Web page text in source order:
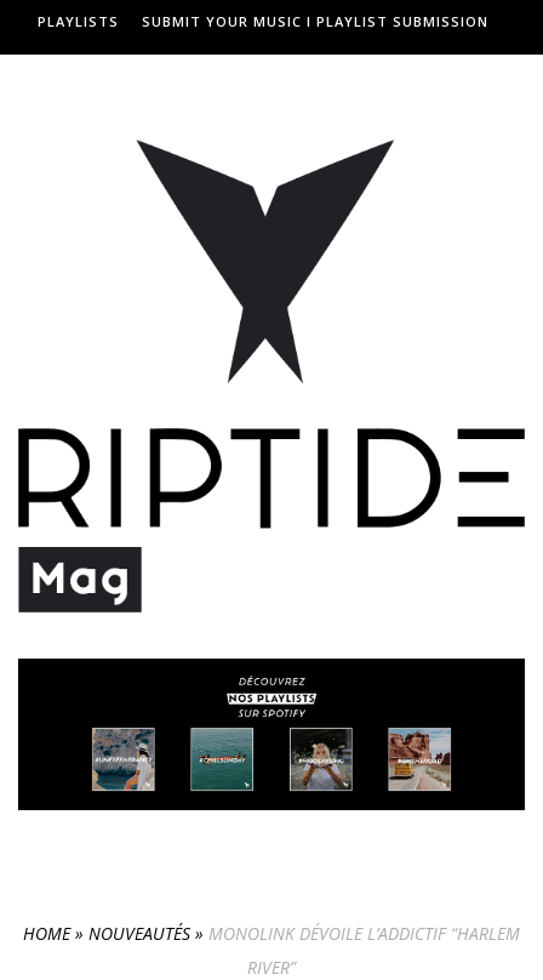
PLAYLISTS SUBMIT YOUR MUSIC I PLAYLIST SUBMISSION
HOME» NOUVEAUTÉS » MONOLINK DÉVOILE L’ADDICTIF “HARLEM
RIVER”